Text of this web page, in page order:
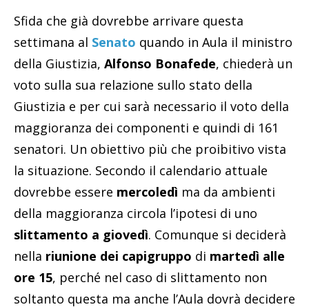
Sfida che già dovrebbe arrivare questa
settimana al Senato quando in Aula il ministro
della Giustizia, Alfonso Bonafede, chiederà un
voto sulla sua relazione sullo stato della
Giustizia e per cui sarà necessario il voto della
maggioranza dei componenti e quindi di 161
senatori. Un obiettivo più che proibitivo vista
la situazione. Secondo il calendario attuale
dovrebbe essere mercoledì ma da ambienti
della maggioranza circola l’ipotesi di uno
slittamento a giovedì. Comunque si deciderà
nella riunione dei capigruppo di martedì alle
ore 15, perché nel caso di slittamento non
soltanto questa ma anche l’Aula dovrà decidere